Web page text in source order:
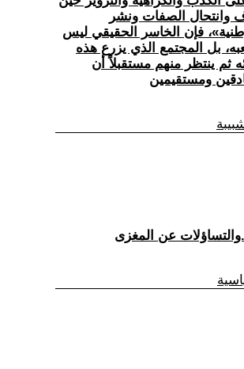
وانتحال الصفات ونشر
فإن الخاسر الحقيقي ليس
بل المجتمع الذي يزرع هذه
ثم ينتظر منهم مستقبلاً أن
ومستقيمين